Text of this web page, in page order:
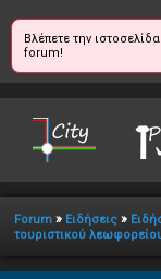
Βλέπετε την
forum!
Forum » Ειδήσεις »
τουριστικού